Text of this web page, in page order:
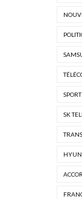
SPORT
SK